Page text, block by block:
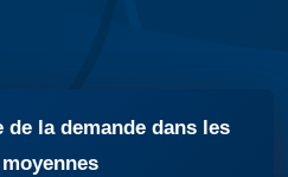
la demande dans les